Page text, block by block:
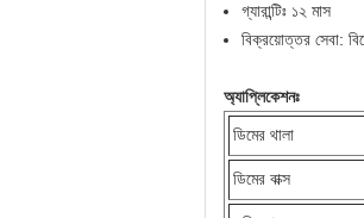
গ্যারান্টিঃ ১২ মাস
বিক্রয়োত্তর সেবা:
অ্যাপ্লিকেশনঃ
ডিমের থালা
ডিমের বাক্স